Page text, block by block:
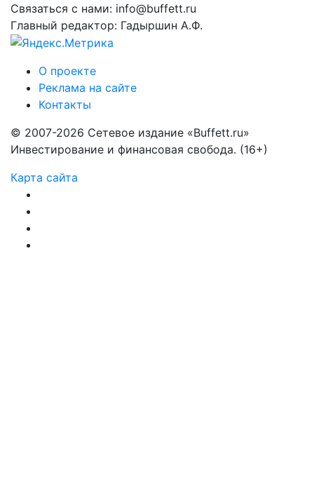
Связаться с нами: info@buffett.ru
Главный редактор: Гадыршин А.Ф.
О проекте
Реклама на сайте
Контакты
© 2007-2026 Сетевое издание «Buffett.ru»
Инвестирование и финансовая свобода. (16+)
Карта сайта